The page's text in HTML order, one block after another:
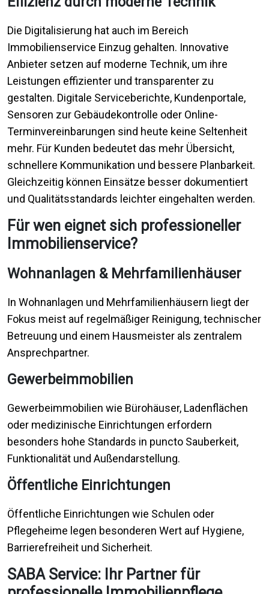
Die Digitalisierung hat auch im Bereich
Immobilienservice Einzug gehalten. Innovative
Anbieter setzen auf moderne Technik, um ihre
Leistungen effizienter und transparenter zu
gestalten. Digitale Serviceberichte, Kundenportale,
Sensoren zur Gebäudekontrolle oder Online-
Terminvereinbarungen sind heute keine Seltenheit
mehr. Für Kunden bedeutet das mehr Übersicht,
schnellere Kommunikation und bessere Planbarkeit.
Gleichzeitig können Einsätze besser dokumentiert
und Qualitätsstandards leichter eingehalten werden.
Für wen eignet sich professioneller
Immobilienservice?
Wohnanlagen & Mehrfamilienhäuser
In Wohnanlagen und Mehrfamilienhäusern liegt der
Fokus meist auf regelmäßiger Reinigung, technischer
Betreuung und einem Hausmeister als zentralem
Ansprechpartner.
Gewerbeimmobilien
Gewerbeimmobilien wie Bürohäuser, Ladenflächen
oder medizinische Einrichtungen erfordern
besonders hohe Standards in puncto Sauberkeit,
Funktionalität und Außendarstellung.
Öffentliche Einrichtungen
Öffentliche Einrichtungen wie Schulen oder
Pflegeheime legen besonderen Wert auf Hygiene,
Barrierefreiheit und Sicherheit.
SABA Service: Ihr Partner für